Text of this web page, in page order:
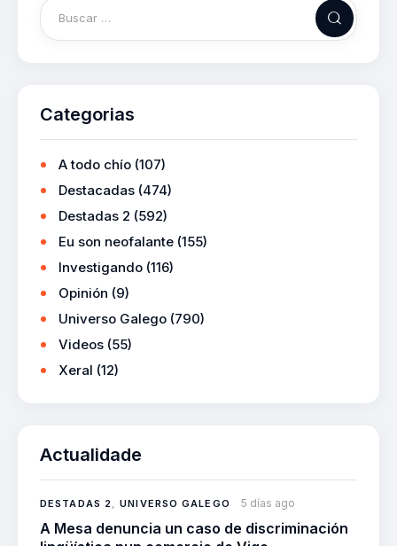
Categorias
A todo chío (107)
Destacadas (474)
Destadas 2 (592)
Eu son neofalante (155)
Investigando (116)
Opinión (9)
Universo Galego (790)
Videos (55)
Xeral (12)
Actualidade
DESTADAS 2,UNIVERSO GALEGO 5 días ago
A Mesa denuncia un caso de discriminación